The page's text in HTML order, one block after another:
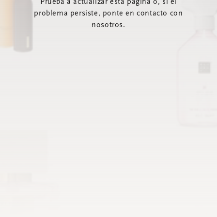
Prueba a actualizar esta página o, si el
problema persiste, ponte en contacto con
nosotros.